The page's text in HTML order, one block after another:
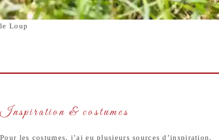
le Loup
Inspiration & costumes
Pour les costumes, j’ai eu plusieurs sources d’inspiration.